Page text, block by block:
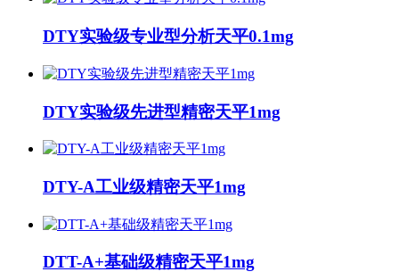
DTY实验级专业型分析天平0.1mg
DTY实验级先进型精密天平1mg
DTY-A工业级精密天平1mg
DTT-A+基础级精密天平1mg